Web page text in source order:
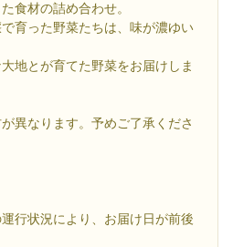
食材の詰め合わせ。
育った野菜たちは、味が濃ゆい
地とが育てた野菜をお届けしま
異なります。予めご了承くださ
行状況により、お届け日が前後